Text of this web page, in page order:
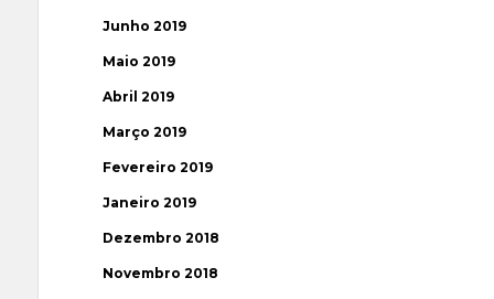
Junho 2019
Maio 2019
Abril 2019
Março 2019
Fevereiro 2019
Janeiro 2019
Dezembro 2018
Novembro 2018